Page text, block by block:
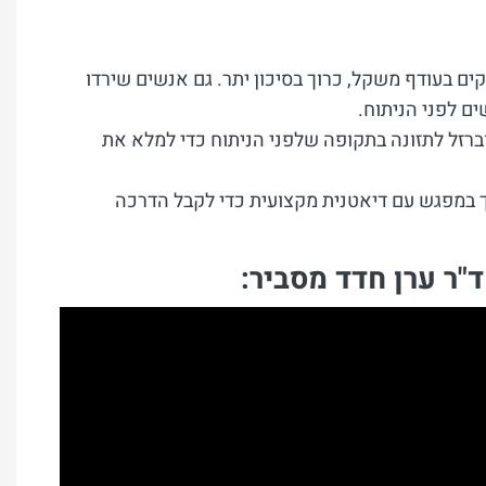
בעודף משקל, כרוך בסיכון יתר. גם אנשים שירדו
לפני הניתוח.
לתזונה בתקופה שלפני הניתוח כדי למלא את
במפגש עם דיאטנית מקצועית כדי לקבל הדרכה
ערן חדד מסביר: